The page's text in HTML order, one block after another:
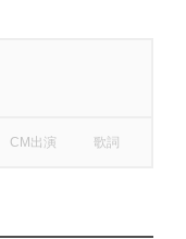
CM出演 歌詞